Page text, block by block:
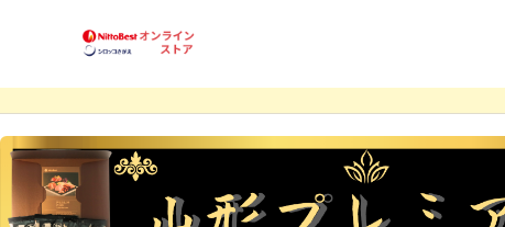
お買得品 利用案内